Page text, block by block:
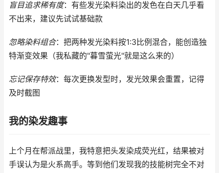
盲目追求稀有度：有些发光染料染出的发色在白天几乎看
不出来，建议先试试基础款
忽略染料组合：把两种发光染料按1:3比例混合，能创造独
特渐变效果（我私藏的"暮雪萤光"就是这么来的）
忘记保存特效：每次更换发型时，发光效果会重置，记得
及时截图
我的染发趣事
上个月在帮派战里，我特意把头发染成荧光红，结果被对
手误认为是火系高手。等到他们发现我的技能树完全不对